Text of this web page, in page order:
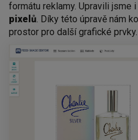
formátu reklamy. Upravili jsme i
pixelů. Díky této úpravě nám
prostor pro další grafické prvky.